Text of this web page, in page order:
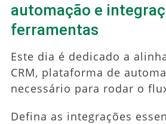
automação e
ferramentas
Este dia é dedicado a
CRM, plataforma de
necessário para rodar o
Defina as integrações